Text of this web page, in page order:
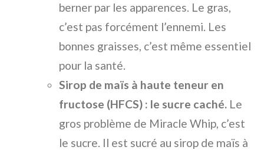
berner par les apparences. Le gras,
c’est pas forcément l’ennemi. Les
bonnes graisses, c’est même essentiel
pour la santé.
Sirop de maïs à haute teneur en
fructose (HFCS) : le sucre caché. Le
gros problème de Miracle Whip, c’est
le sucre. Il est sucré au sirop de maïs à